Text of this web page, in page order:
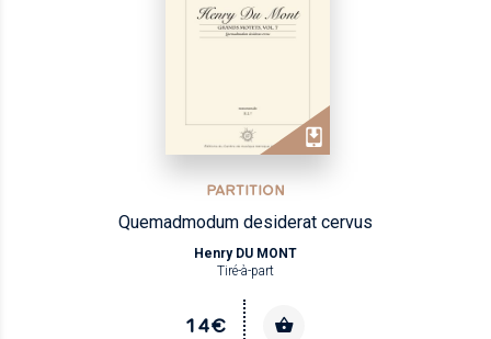
PARTITION
Quemadmodum desiderat cervus
Henry DU MONT
Tiré-à-part
14€